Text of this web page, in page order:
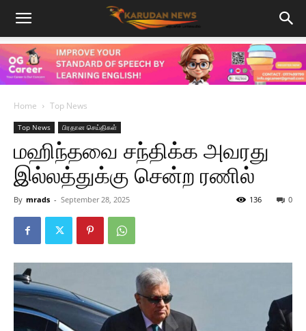
Home Top News
Top News பிரதான செய்திகள்
மஹிந்தவை சந்திக்க அவரது
இல்லத்துக்கு சென்ற ரணில்
By mrads - September 28, 2025 0
136